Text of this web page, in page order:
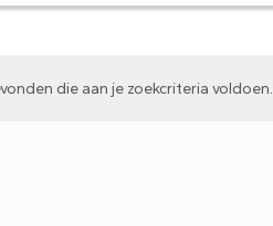
die aan je zoekcriteria voldoen.